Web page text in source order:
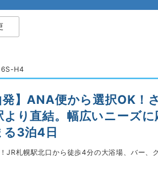
H4
発】ANA便から選択OK
より直結。幅広いニーズ
る3泊4日
JR札幌駅北口から徒歩4分の大浴場、バー、